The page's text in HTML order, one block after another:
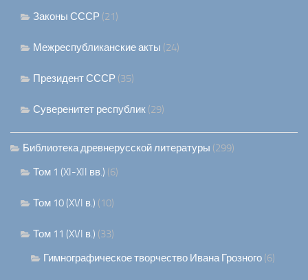
Законы СССР (21)
Межреспубликанские акты (24)
Президент СССР (35)
Суверенитет республик (29)
Библиотека древнерусской литературы (299)
Том 1 (XI-XII вв.) (6)
Том 10 (XVI в.) (10)
Том 11 (XVI в.) (33)
Гимнографическое творчество Ивана Грозного (6)